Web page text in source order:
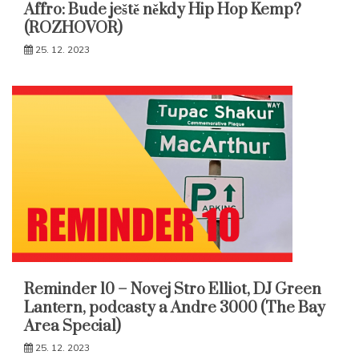
Affro: Bude ještě někdy Hip Hop Kemp?
(ROZHOVOR)
25. 12. 2023
Reminder 10 – Novej Stro Elliot, DJ Green
Lantern, podcasty a Andre 3000 (The Bay
Area Special)
25. 12. 2023